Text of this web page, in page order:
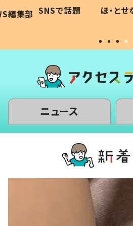
編集部
作り続ける理由と
#令和の子
SNSで話題 ほ・と
ニュース